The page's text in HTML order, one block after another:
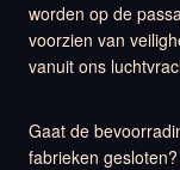
worden op de
voorzien van
vanuit ons
Gaat de
fabrieken